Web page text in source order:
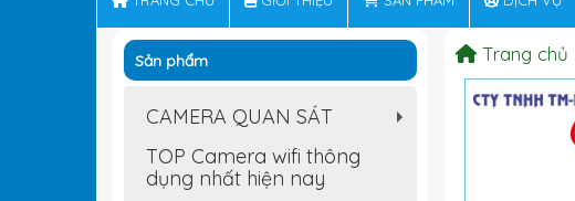
Trang chủ
Sản phẩm
CAMERA QUAN SÁT
TOP Camera wifi thông
dụng nhất hiện nay